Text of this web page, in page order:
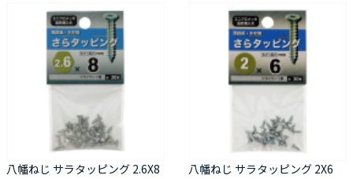
八幡ねじ サラタッピング 2.6X8
八幡ねじ サラタッピング 2X6